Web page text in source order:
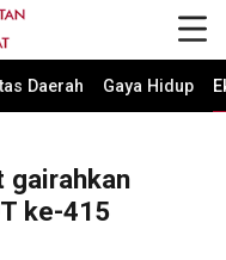
Daerah Gaya Hidup
gairahkan
ke-415